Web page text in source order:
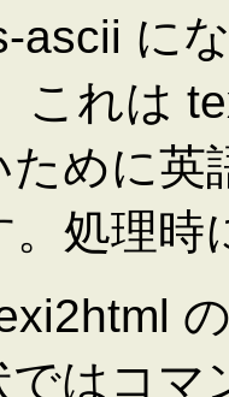
ascii に
これは
めに英
。処理
ではコ